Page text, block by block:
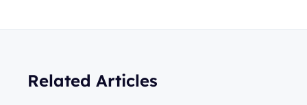
Related Articles